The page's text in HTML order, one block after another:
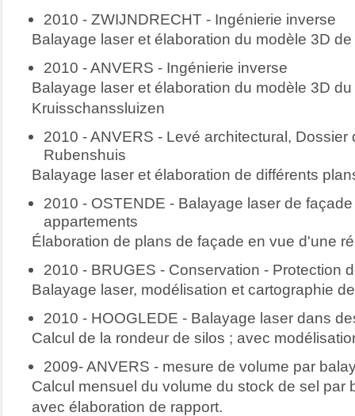
2010 - ZWIJNDRECHT - Ingénierie inverse
Balayage laser et élaboration du modèle 3D
2010 - ANVERS - Ingénierie inverse
Balayage laser et élaboration du modèle 3D
Kruisschanssluizen
2010 - ANVERS - Levé architectural, Dossier
Rubenshuis
Balayage laser et élaboration de différents
2010 - OSTENDE - Balayage laser de
appartements
Élaboration de plans de façade en vue d'une
2010 - BRUGES - Conservation - Protection
Balayage laser, modélisation et cartographie
2010 - HOOGLEDE - Balayage laser dans
Calcul de la rondeur de silos ; avec
2009- ANVERS - mesure de volume par
Calcul mensuel du volume du stock de sel par
avec élaboration de rapport.